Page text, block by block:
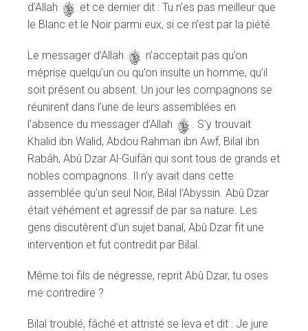
d’Allah s et ce dernier dit : Tu n’es pas meilleur que
le Blanc et le Noir parmi eux, si ce n’est par la piété.
Le messager d’Allah s n’acceptait pas qu’on
méprise quelqu’un ou qu’on insulte un homme, qu’il
soit présent ou absent. Un jour les compagnons se
réunirent dans l’une de leurs assemblées en
l’absence du messager d’Allah s . S’y trouvait
Khalid ibn Walid, Abdou Rahman ibn Awf, Bilal ibn
Rabâh, Abû Dzar Al-Guifâri qui sont tous de grands et
nobles compagnons. Il n’y avait dans cette
assemblée qu’un seul Noir, Bilal l’Abyssin. Abû Dzar
était véhément et agressif de par sa nature. Les
gens discutèrent d’un sujet banal, Abû Dzar fit une
intervention et fut contredit par Bilal.
Même toi fils de négresse, reprit Abû Dzar, tu oses
me contredire ?
Bilal troublé, fâché et attristé se leva et dit : Je jure